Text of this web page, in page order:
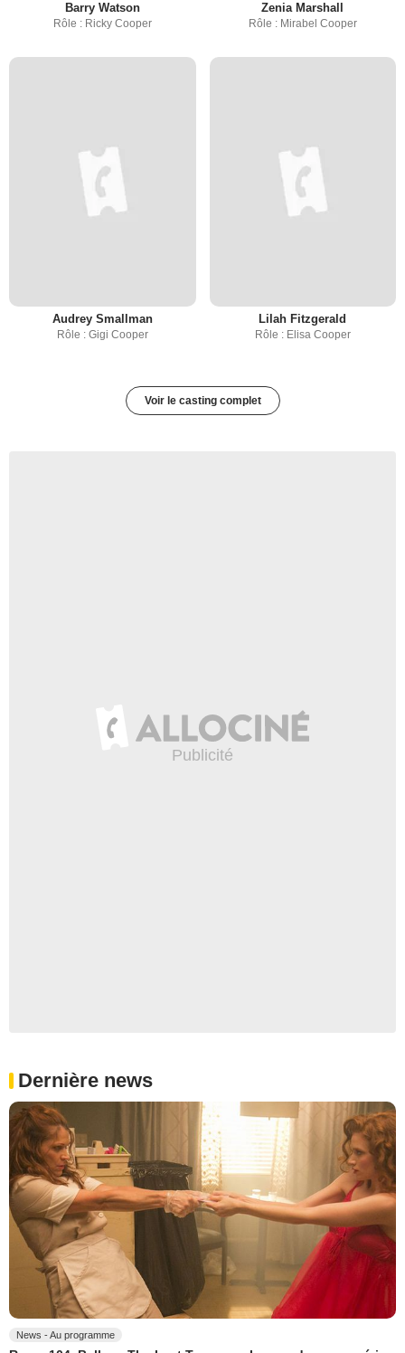
Barry Watson
Rôle : Ricky Cooper
Zenia Marshall
Rôle : Mirabel Cooper
Audrey Smallman
Rôle : Gigi Cooper
Lilah Fitzgerald
Rôle : Elisa Cooper
Voir le casting complet
Dernière news
News - Au programme